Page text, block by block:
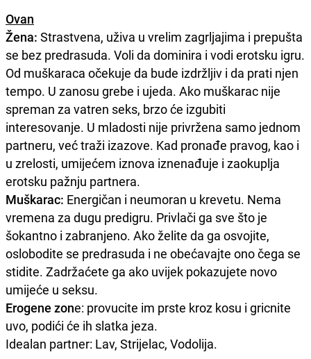
Ovan
Žena: Strastvena, uživa u vrelim zagrljajima i prepušta
se bez predrasuda. Voli da dominira i vodi erotsku igru.
Od muškaraca očekuje da bude izdržljiv i da prati njen
tempo. U zanosu grebe i ujeda. Ako muškarac nije
spreman za vatren seks, brzo će izgubiti
interesovanje. U mladosti nije privržena samo jednom
partneru, već traži izazove. Kad pronađe pravog, kao i
u zrelosti, umijećem iznova iznenađuje i zaokuplja
erotsku pažnju partnera.
Muškarac: Energičan i neumoran u krevetu. Nema
vremena za dugu predigru. Privlači ga sve što je
šokantno i zabranjeno. Ako želite da ga osvojite,
oslobodite se predrasuda i ne obećavajte ono čega se
stidite. Zadržaćete ga ako uvijek pokazujete novo
umijeće u seksu.
Erogene zone: provucite im prste kroz kosu i gricnite
uvo, podići će ih slatka jeza.
Idealan partner: Lav, Strijelac, Vodolija.